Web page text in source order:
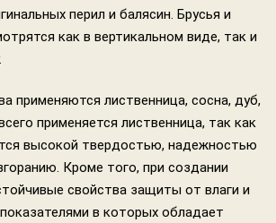
перил и балясин. Брусья и
как в вертикальном виде, так и
применяются лиственница, сосна, дуб,
применяется лиственница, так как
высокой твердостью, надежностью
Кроме того, при создании
свойства защиты от влаги и
в которых обладает